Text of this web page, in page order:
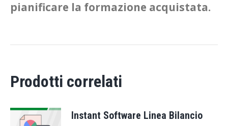
pianificare la formazione acquistata.
Prodotti correlati
Instant Software Linea Bilancio